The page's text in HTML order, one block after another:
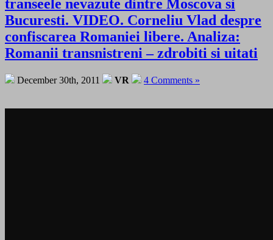
transeele nevazute dintre Moscova si
Bucuresti. VIDEO. Corneliu Vlad despre
confiscarea Romaniei libere. Analiza:
Romanii transnistreni – zdrobiti si uitati
December 30th, 2011 VR 4 Comments »